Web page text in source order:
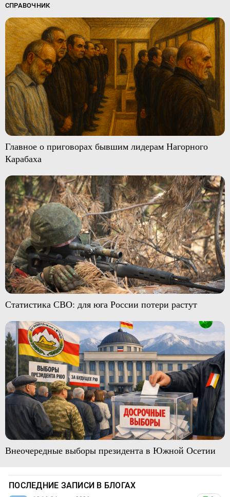
СПРАВОЧНИК
Главное о приговорах бывшим лидерам Нагорного
Карабаха
Статистика СВО: для юга России потери растут
Внеочередные выборы президента в Южной Осетии
ПОСЛЕДНИЕ ЗАПИСИ В БЛОГАХ